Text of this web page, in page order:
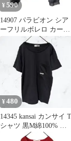
¥ 590
14907 パラビオン シア
ーフリルボレロ カーデ
ィガン チャコールグレ
¥480
14345 kansai カンサイ T
シャツ 黒M綿100% ポ
ケット付き ロゴ